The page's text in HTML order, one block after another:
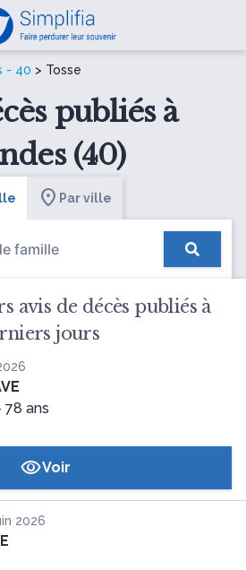
- 40 > Tosse
publiés à
(40)
Par ville
avis de décès publiés à
jours
78 ans
Voir
2026